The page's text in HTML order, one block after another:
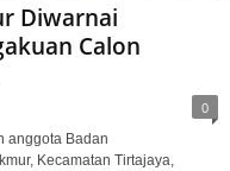
Diwarnai
Calon
0
anggota Badan
Kecamatan Tirtajaya,